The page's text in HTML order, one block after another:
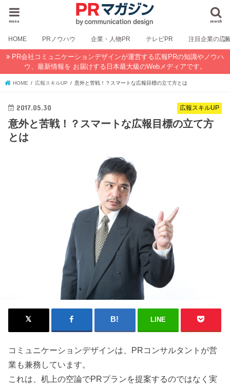
search
menu
HOME PRノウハウ 企業・人物PR テレビPR 注目企業の広
PR会社コミュニケーションデザインが運営する広報PRの知識やノウハ
ウ、最新情報を お届けする日本最大級のWebメディアです。
HOME 広報スキルUP 意外と苦戦！？スマートな広報目標の立て方とは
広報スキルUP
2017.05.30
意外と苦戦！？スマートな広報目標の立て方
とは
LINE
コミュニケーションデザインは、PRコンサルタントが営
業も兼務しています。
これは、机上の空論でPRプランを提案するのではなく実